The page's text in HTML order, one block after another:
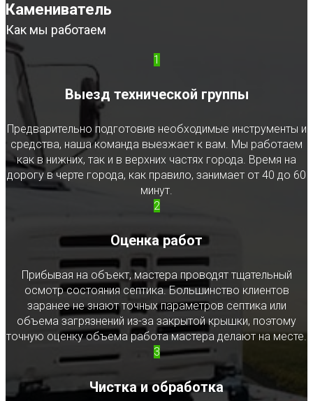
Камениватель
Как мы работаем
1
Выезд технической группы
Предварительно подготовив необходимые инструменты и
средства, наша команда выезжает к вам. Мы работаем
как в нижних, так и в верхних частях города. Время на
дорогу в черте города, как правило, занимает от 40 до 60
минут.
2
Оценка работ
Прибывая на объект, мастера проводят тщательный
осмотр состояния септика. Большинство клиентов
заранее не знают точных параметров септика или
объема загрязнений из-за закрытой крышки, поэтому
точную оценку объема работа мастера делают на месте.
3
Чистка и обработка